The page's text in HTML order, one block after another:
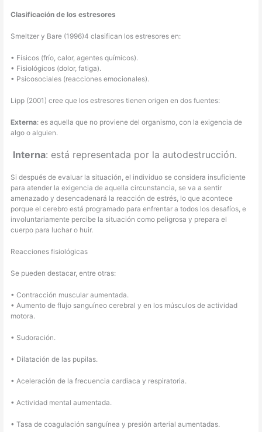
Clasificación de los estresores
Smeltzer y Bare (1996)4 clasifican los estresores en:
• Físicos (frío, calor, agentes químicos).
• Fisiológicos (dolor, fatiga).
• Psicosociales (reacciones emocionales).
Lipp (2001) cree que los estresores tienen origen en dos fuentes:
Externa: es aquella que no proviene del organismo, con la exigencia de
algo o alguien.
Interna: está representada por la autodestrucción.
Si después de evaluar la situación, el individuo se considera insuficiente
para atender la exigencia de aquella circunstancia, se va a sentir
amenazado y desencadenará la reacción de estrés, lo que acontece
porque el cerebro está programado para enfrentar a todos los desafíos, e
involuntariamente percibe la situación como peligrosa y prepara el
cuerpo para luchar o huir.
Reacciones fisiológicas
Se pueden destacar, entre otras:
• Contracción muscular aumentada.
• Aumento de flujo sanguíneo cerebral y en los músculos de actividad
motora.
• Sudoración.
• Dilatación de las pupilas.
• Aceleración de la frecuencia cardiaca y respiratoria.
• Actividad mental aumentada.
• Tasa de coagulación sanguínea y presión arterial aumentadas.